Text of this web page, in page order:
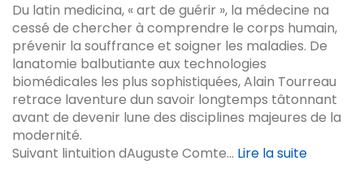
Du latin medicina, « art de guérir », la médecine na
cessé de chercher à comprendre le corps humain,
prévenir la souffrance et soigner les maladies. De
lanatomie balbutiante aux technologies
biomédicales les plus sophistiquées, Alain Tourreau
retrace laventure dun savoir longtemps tâtonnant
avant de devenir lune des disciplines majeures de la
modernité.
Suivant lintuition dAuguste Comte... Lire la suite